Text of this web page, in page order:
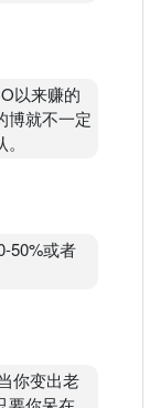
以来赚的
博就不一定
50%或者
你变出老